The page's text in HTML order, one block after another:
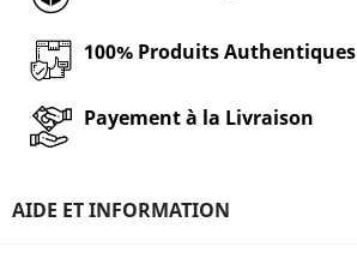
100% Produits Authentiques
Payement à la Livraison
AIDE ET INFORMATION